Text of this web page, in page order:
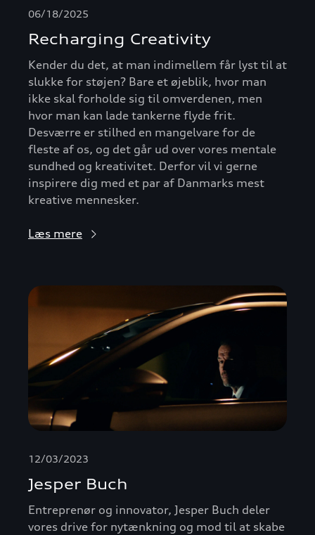
06/18/2025
Recharging Creativity
Kender du det, at man indimellem får lyst til at
slukke for støjen? Bare et øjeblik, hvor man
ikke skal forholde sig til omverdenen, men
hvor man kan lade tankerne flyde frit.
Desværre er stilhed en mangelvare for de
fleste af os, og det går ud over vores mentale
sundhed og kreativitet. Derfor vil vi gerne
inspirere dig med et par af Danmarks mest
kreative mennesker.
Læs mere
12/03/2023
Jesper Buch
Entreprenør og innovator, Jesper Buch deler
vores drive for nytænkning og mod til at skabe